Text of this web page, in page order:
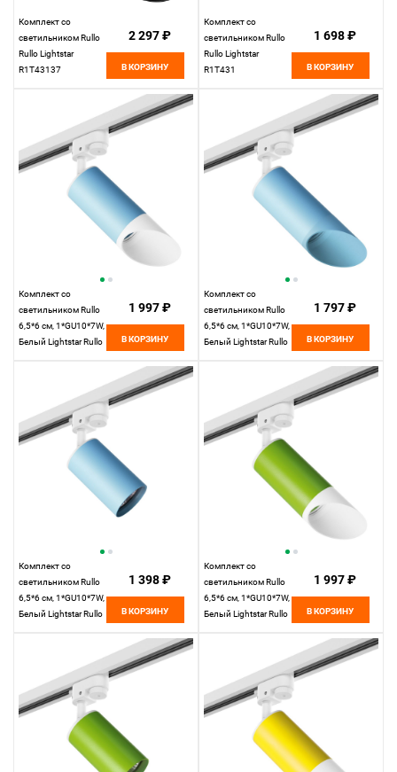
Комплект со
светильником Rullo
Rullo Lightstar
R1T43137
2 297 ₽
В КОРЗИНУ
Комплект со
светильником Rullo
Rullo Lightstar
R1T431
1 698 ₽
В КОРЗИНУ
Комплект со
светильником Rullo
6,5*6 см, 1*GU10*7W,
Белый Lightstar Rullo
1 997 ₽
В КОРЗИНУ
Комплект со
светильником Rullo
6,5*6 см, 1*GU10*7W,
Белый Lightstar Rullo
1 797 ₽
В КОРЗИНУ
Комплект со
светильником Rullo
6,5*6 см, 1*GU10*7W,
Белый Lightstar Rullo
1 398 ₽
В КОРЗИНУ
Комплект со
светильником Rullo
6,5*6 см, 1*GU10*7W,
Белый Lightstar Rullo
1 997 ₽
В КОРЗИНУ